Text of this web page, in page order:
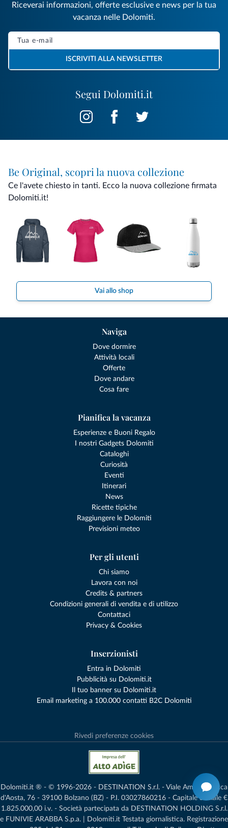
Segui Dolomiti.it
Riceverai informazioni, offerte esclusive e news per la tua
vacanza nelle Dolomiti.
ISCRIVITI ALLA NEWSLETTER
Be Original, scopri la nuova collezione
Ce l'avete chiesto in tanti. Ecco la nuova collezione firmata
Dolomiti.it!
Vai allo shop
Naviga
Dove dormire
Attività locali
Offerte
Dove andare
Cosa fare
Pianifica la vacanza
Esperienze e Buoni Regalo
I nostri Gadgets Dolomiti
Cataloghi
Curiosità
Eventi
Itinerari
News
Ricette tipiche
Raggiungere le Dolomiti
Previsioni meteo
Per gli utenti
Chi siamo
Lavora con noi
Credits & partners
Condizioni generali di vendita e di utilizzo
Contattaci
Privacy & Cookies
Inserzionisti
Entra in Dolomiti
Pubblicità su Dolomiti.it
Il tuo banner su Dolomiti.it
Email marketing a 100.000 contatti B2C Dolomiti
Rivedi preferenze cookies
Dolomiti.it ® - © 1996-2026 - DESTINATION S.r.l. - Viale Amedeo Duca
d'Aosta, 76 - 39100 Bolzano (BZ) - P.I. 03027860216 - Capitale Sociale €
1.825.000,00 i.v. - Società partecipata da DESTINATION HOLDING S.r.l.
e FUNIVIE ARABBA S.p.a. | Dolomiti.it Testata giornalistica. Registrazione